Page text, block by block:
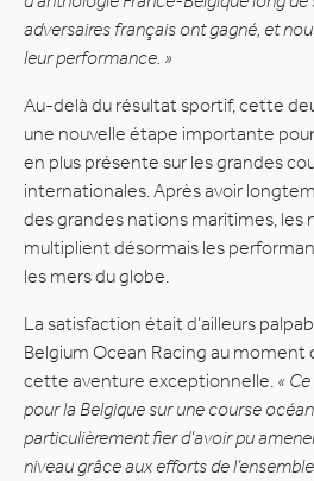
adversaires français ont gagné, et
leur performance. »
Au-delà du résultat sportif, cette
une nouvelle étape importante
en plus présente sur les grandes
internationales. Après avoir
des grandes nations maritimes, les
multiplient désormais les
les mers du globe.
La satisfaction était d’ailleurs
Belgium Ocean Racing au moment
cette aventure exceptionnelle. «
pour la Belgique sur une course
particulièrement fier d’avoir pu
niveau grâce aux efforts de